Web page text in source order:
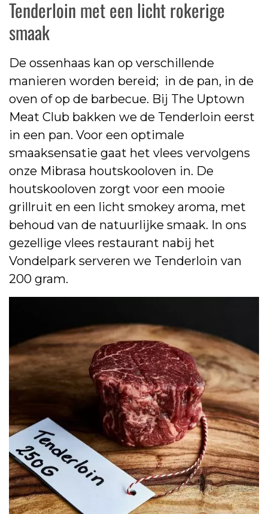
Tenderloin met een licht rokerige
smaak
De ossenhaas kan op verschillende
manieren worden bereid; in de pan, in de
oven of op de barbecue. Bij The Uptown
Meat Club bakken we de Tenderloin eerst
in een pan. Voor een optimale
smaaksensatie gaat het vlees vervolgens
onze Mibrasa houtskooloven in. De
houtskooloven zorgt voor een mooie
grillruit en een licht smokey aroma, met
behoud van de natuurlijke smaak. In ons
gezellige vlees restaurant nabij het
Vondelpark serveren we Tenderloin van
200 gram.